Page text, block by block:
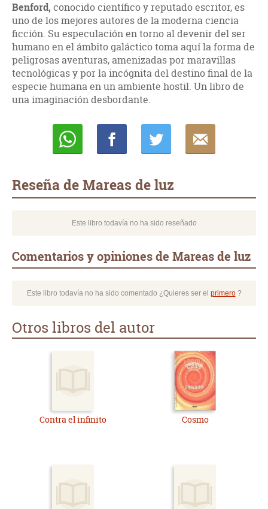
Benford, conocido científico y reputado escritor, es
uno de los mejores autores de la moderna ciencia
ficción. Su especulación en torno al devenir del ser
humano en el ámbito galáctico toma aquí la forma de
peligrosas aventuras, amenizadas por maravillas
tecnológicas y por la incógnita del destino final de la
especie humana en un ambiente hostil. Un libro de
una imaginación desbordante.
Reseña de Mareas de luz
Este libro todavía no ha sido reseñado
Comentarios y opiniones de Mareas de luz
Este libro todavía no ha sido comentado ¿Quieres ser el primero?
Otros libros del autor
Contra el infinito Cosmo